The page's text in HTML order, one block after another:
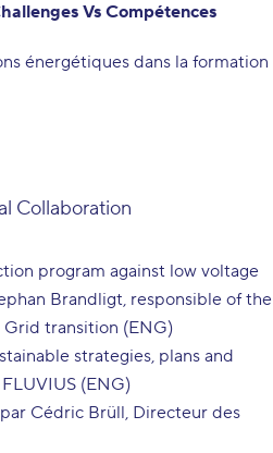
Vs Compétences
énergétiques dans la formation
Collaboration
program against low voltage
Brandligt, responsible of the
transition (ENG)
strategies, plans and
(ENG)
Cédric Brüll, Directeur des